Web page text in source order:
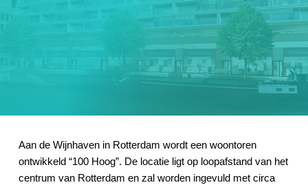
Aan de Wijnhaven in Rotterdam wordt een woontoren
ontwikkeld “100 Hoog”. De locatie ligt op loopafstand van het
centrum van Rotterdam en zal worden ingevuld met circa